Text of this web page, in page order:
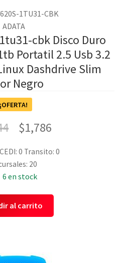
1TU31-CBK
ADATA
cbk Disco Duro
Portatil 2.5 Usb 3.2
Dashdrive Slim
Negro
¡OFERTA!
$1,786
CEDI: 0 Transito: 0
20
6 en stock
al carrito